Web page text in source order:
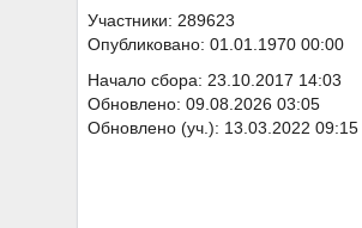
Участники: 289623
Опубликовано: 01.01.1970 00:00
Начало сбора: 23.10.2017 14:03
Обновлено: 09.08.2026 03:05
Обновлено (уч.): 13.03.2022 09:15